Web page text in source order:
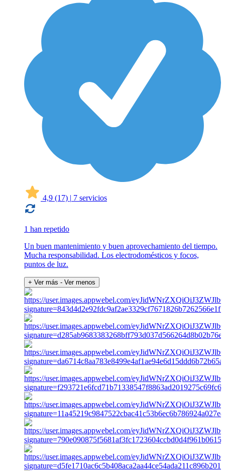
4,9 (17) | 7 servicios
1 han repetido
Un buen mantenimiento y buen aprovechamiento del tiempo.
Mucha responsabilidad. Los electrodomésticos y focos,
puntos de luz.
+ Ver más - Ver menos